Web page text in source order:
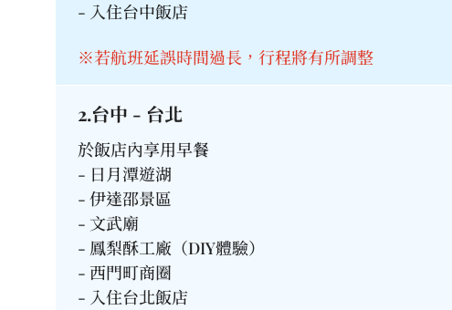
- 入住台中飯店
※若航班延誤時間過長，行程將有所調整
2.台中 - 台北
於飯店內享用早餐
- 日月潭遊湖
- 伊達邵景區
- 文武廟
- 鳳梨酥工廠（DIY體驗）
- 西門町商圈
- 入住台北飯店